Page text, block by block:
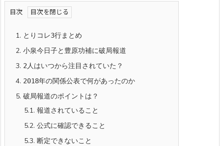
目次
1. とりコレ3行まとめ
2. 小泉今日子と豊原功補に破局報道
3. 2人はいつから注目されていた？
4. 2018年の関係公表で何があったのか
5. 破局報道のポイントは？
5.1. 報道されていること
5.2. 公式に確認できること
5.3. 断定できないこと